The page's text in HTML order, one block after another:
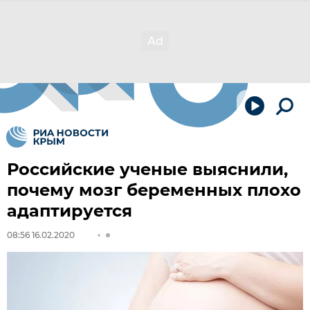
Российские ученые выяснили,
почему мозг беременных плохо
адаптируется
08:56 16.02.2020